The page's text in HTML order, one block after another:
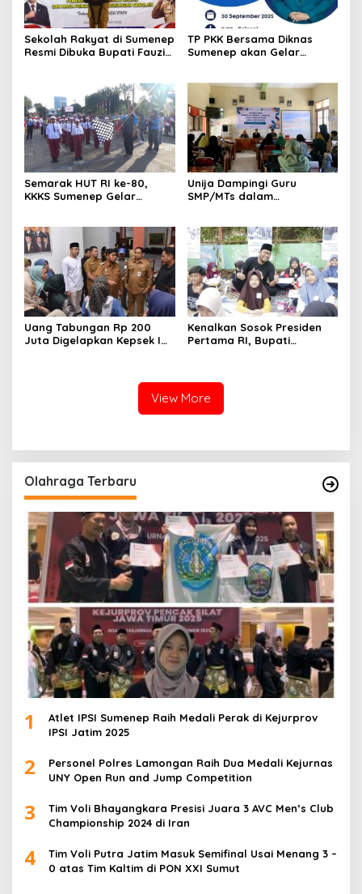
Sekolah Rakyat di Sumenep
Resmi Dibuka Bupati Fauzi
TP PKK Bersama Diknas
Sumenep akan Gelar
Semarak HUT RI ke-80,
KKKS Sumenep Gelar
Unija Dampingi Guru
SMP/MTs dalam
Rasch
Uang Tabungan Rp 200
Juta Digelapkan Kepsek IH,
Kenalkan Sosok Presiden
Pertama RI, Bupati
View More
Olahraga Terbaru
1
Atlet IPSI Sumenep Raih Medali Perak di Kejurprov
IPSI Jatim 2025
2
Personel Polres Lamongan Raih Dua Medali Kejurnas
UNY Open Run and Jump Competition
3
Tim Voli Bhayangkara Presisi Juara 3 AVC Men’s Club
Championship 2024 di Iran
4
Tim Voli Putra Jatim Masuk Semifinal Usai Menang 3 –
0 atas Tim Kaltim di PON XXI Sumut